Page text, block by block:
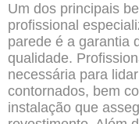
Um dos principais
profissional
parede é a garantia
qualidade.
necessária para
contornados, bem
instalação que